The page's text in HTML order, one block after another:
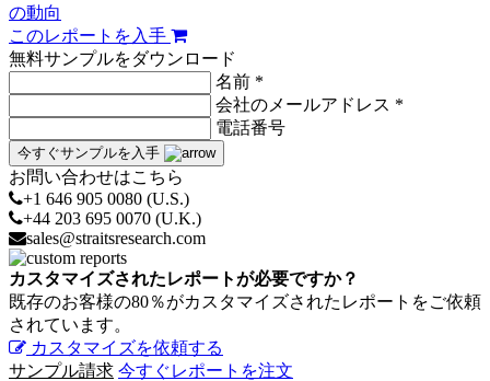
の動向
このレポートを入手
無料サンプルをダウンロード
名前 *
会社のメールアドレス *
電話番号
今すぐサンプルを入手
お問い合わせはこちら
+1 646 905 0080 (U.S.)
+44 203 695 0070 (U.K.)
sales@straitsresearch.com
カスタマイズされたレポートが必要ですか？
既存のお客様の80％がカスタマイズされたレポートをご依頼
されています。
カスタマイズを依頼する
サンプル請求 今すぐレポートを注文